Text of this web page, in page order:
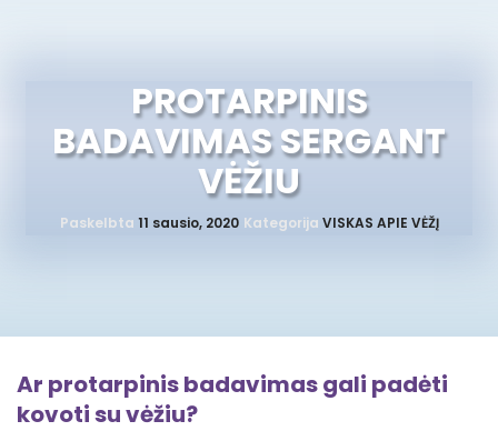
PROTARPINIS
BADAVIMAS SERGANT
VĖŽIU
Paskelbta 11 sausio, 2020 Kategorija VISKAS APIE VĖŽĮ
Ar protarpinis badavimas gali padėti
kovoti su vėžiu?